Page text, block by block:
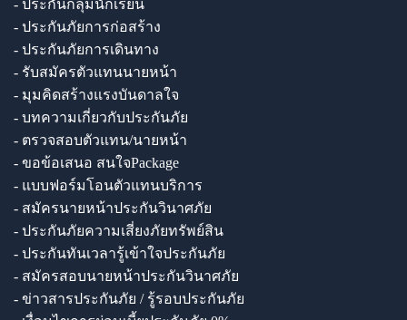
- ประกันกลุ่มนักเรียน
- ประกันภัยการก่อสร้าง
- ประกันภัยการเดินทาง
- รับสมัครตัวแทนนายหน้า
- มุมคิดสร้างแรงบันดาลใจ
- บทความเกี่ยวกับประกันภัย
- ตรวจสอบตัวแทน/นายหน้า
- ขอข้อเสนอ สนใจPackage
- แบบฟอร์มโอนตัวแทนบริการ
- สมัครนายหน้าประกันวินาศภัย
- ประกันภัยความเสี่ยงภัยทรัพย์สิน
- ประกันทันเวลารู้เข้าใจประกันภัย
- สมัครสอบนายหน้าประกันวินาศภัย
- ข่าวสารประกันภัย / รู้รอบประกันภัย